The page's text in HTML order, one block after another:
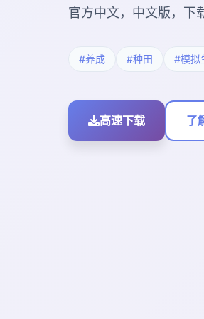
官方中文，中文版，下
#养成 #种田 #模拟
高速下载 了